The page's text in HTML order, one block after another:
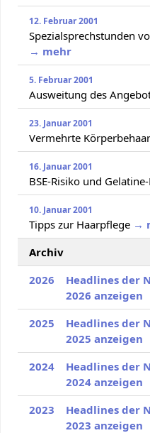
12. Februar 2001
Spezialsprechstunden
→ mehr
5. Februar 2001
Ausweitung des
23. Januar 2001
Vermehrte
16. Januar 2001
BSE-Risiko und
10. Januar 2001
Tipps zur Haarpflege →
Archiv
2026
Headlines der
2026 anzeigen
2025
Headlines der
2025 anzeigen
2024
Headlines der
2024 anzeigen
2023
Headlines der
2023 anzeigen